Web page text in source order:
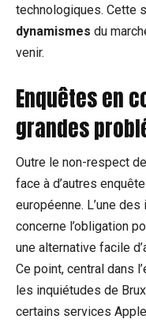
technologiques. Cette
dynamismes du
venir.
Enquêtes en
grandes
Outre le non-respect
face à d’autres
européenne. L’une
concerne l’obligation
une alternative facile
Ce point, central dans
les inquiétudes de
certains services